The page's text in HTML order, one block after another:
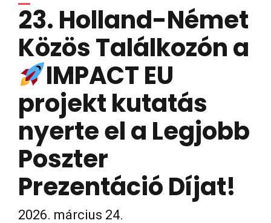
23. Holland-Német
Közös Találkozón a
IMPACT EU
projekt kutatás
nyerte el a Legjobb
Poszter
Prezentáció Díjat!
2026. március 24.